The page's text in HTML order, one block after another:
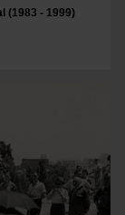
(1983 - 1999)